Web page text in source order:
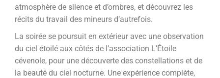
atmosphère de silence et d’ombres, et découvrez les
récits du travail des mineurs d’autrefois.
La soirée se poursuit en extérieur avec une observation
du ciel étoilé aux côtés de l’association L’Étoile
cévenole, pour une découverte des constellations et de
la beauté du ciel nocturne. Une expérience complète,